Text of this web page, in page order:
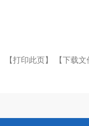
【打印此页】 【下载文